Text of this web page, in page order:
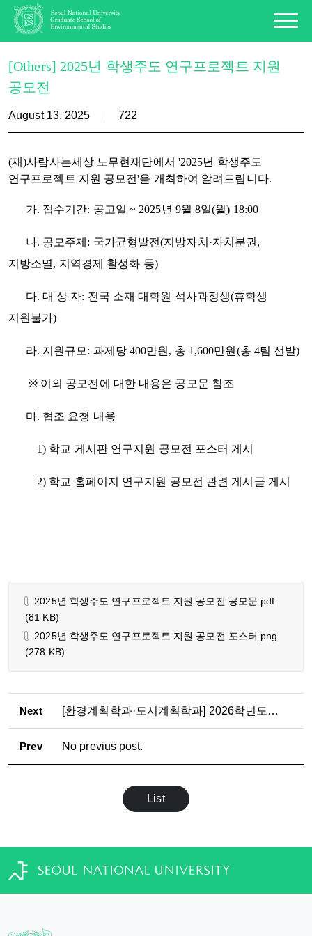
[Others] 2025년 학생주도 연구프로젝트 지원
공모전
August 13, 2025 722
(재)사람사는세상 노무현재단에서 '2025년 학생주도
연구프로젝트 지원 공모전'을 개최하여 알려드립니다.
가. 접수기간: 공고일 ~ 2025년 9월 8일(월) 18:00
나. 공모주제: 국가균형발전(지방자치·자치분권,
지방소멸, 지역경제 활성화 등)
다. 대 상 자: 전국 소재 대학원 석사과정생(휴학생
지원불가)
라. 지원규모: 과제당 400만원, 총 1,600만원(총 4팀 선발)
※ 이외 공모전에 대한 내용은 공모문 참조
마. 협조 요청 내용
1) 학교 게시판 연구지원 공모전 포스터 게시
2) 학교 홈페이지 연구지원 공모전 관련 게시글 게시
2025년 학생주도 연구프로젝트 지원 공모전 공모문.pdf
(81 KB)
2025년 학생주도 연구프로젝트 지원 공모전 포스터.png
(278 KB)
Next [환경계획학과·도시계획학과] 2026학년도 2학기
Prev No previus post.
List